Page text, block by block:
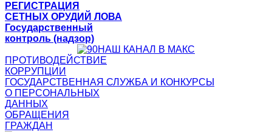
РЕГИСТРАЦИЯ
СЕТНЫХ ОРУДИЙ ЛОВА
Государственный
контроль (надзор)
НАШ КАНАЛ В МАКС
ПРОТИВОДЕЙСТВИЕ
КОРРУПЦИИ
ГОСУДАРСТВЕННАЯ СЛУЖБА И КОНКУРСЫ
О ПЕРСОНАЛЬНЫХ
ДАННЫХ
ОБРАЩЕНИЯ
ГРАЖДАН